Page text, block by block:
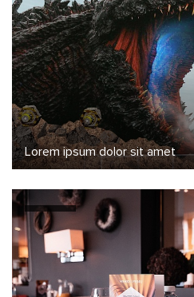
Lorem ipsum dolor sit amet